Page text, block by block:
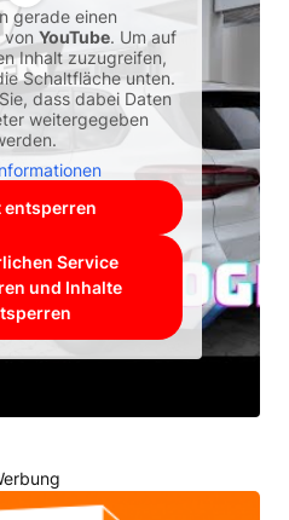
gerade einen
vonYouTube. Um auf
Inhalt zuzugreifen,
Schaltfläche unten.
dass dabei Daten
weitergegeben
entsperren
Service
und Inhalte